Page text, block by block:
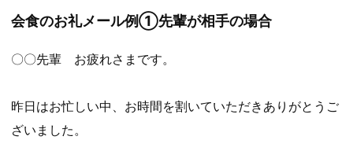
会食のお礼メール例①先輩が相手の場合
〇〇先輩 お疲れさまです。
昨日はお忙しい中、お時間を割いていただきありがとうご
ざいました。